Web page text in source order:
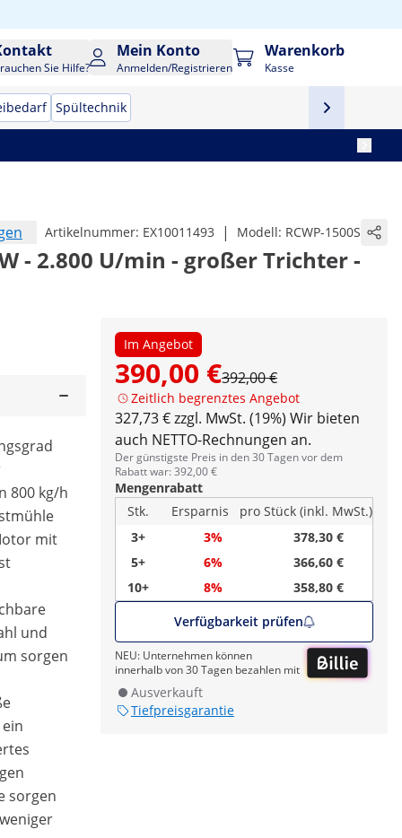
Sie Hilfe?
Mein Konto
Anmelden/Registrieren
Warenkorb
Kasse
Spültechnik
Artikelnummer: EX10011493 | Modell: RCWP-1500S
- 2.800 U/min - großer Trichter -
Im Angebot
390,00 €392,00 €
Zeitlich begrenztes Angebot
327,73 € zzgl. MwSt. (19%) Wir bieten
auch NETTO-Rechnungen an.
Der günstigste Preis in den 30 Tagen vor dem
Rabatt war: 392,00 €
Mengenrabatt
Stk.
Ersparnis
pro Stück (inkl. MwSt.)
3+
3%
378,30 €
5+
6%
366,60 €
10+
8%
358,80 €
Verfügbarkeit prüfen
NEU: Unternehmen können
innerhalb von 30 Tagen bezahlen mit
Ausverkauft
Tiefpreisgarantie
800 kg/h
mit
und
sorgen
sorgen